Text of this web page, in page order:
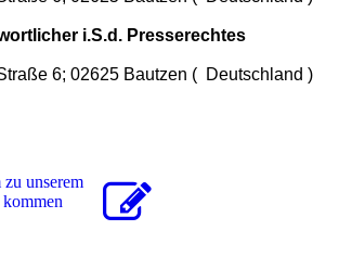
i.S.d. Presserechtes
6; 02625 Bautzen ( Deutschland )
unserem